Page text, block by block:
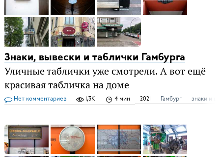
Знаки, вывески и таблички Гамбурга
Уличные таблички уже смотрели. А вот ещё
красивая табличка на доме
Нет комментариев 1,3K 4 мин 2021 Гамбург знаки и